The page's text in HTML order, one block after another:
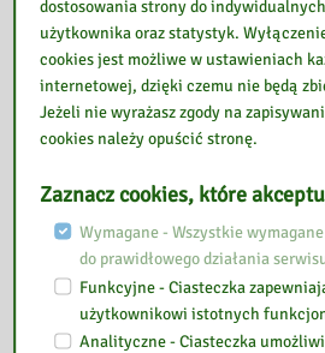
dostosowania strony do
użytkownika oraz statystyk.
cookies jest możliwe w ustawieniach
internetowej, dzięki czemu nie będą
Jeżeli nie wyrażasz zgody na
cookies należy opuścić stronę.
Zaznacz cookies, które
Wymagane - Wszystkie
do prawidłowego działania
Funkcyjne - Ciasteczka
użytkownikowi istotnych
Analityczne - Ciasteczka